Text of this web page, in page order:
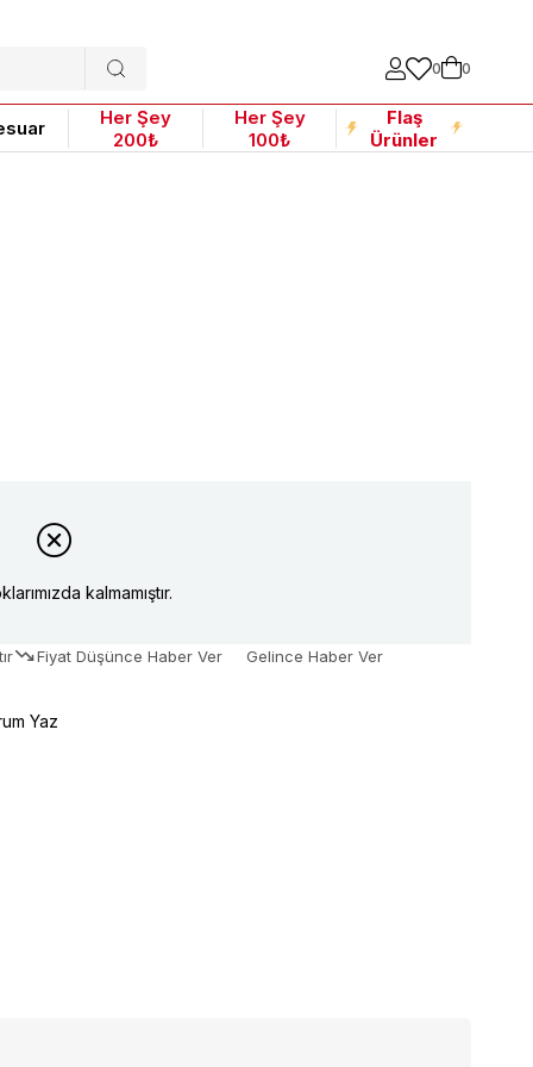
0 0
Her Şey
200₺
Her Şey
100₺
Flaş
Ürünler
kalmamıştır.
Fiyat Düşünce Haber Ver Gelince Haber Ver
Yaz